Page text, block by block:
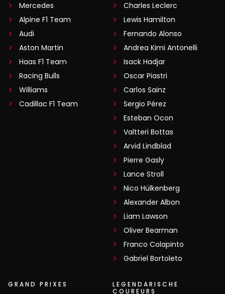
Mercedes
Alpine F1 Team
Audi
Aston Martin
Haas F1 Team
Racing Bulls
Williams
Cadillac F1 Team
Charles Leclerc
Lewis Hamilton
Fernando Alonso
Andrea Kimi Antonelli
Isack Hadjar
Oscar Piastri
Carlos Sainz
Sergio Pérez
Esteban Ocon
Valtteri Bottas
Arvid Lindblad
Pierre Gasly
Lance Stroll
Nico Hülkenberg
Alexander Albon
Liam Lawson
Oliver Bearman
Franco Colapinto
Gabriel Bortoleto
GRAND PRIXES
LEGENDARISCHE
COUREURS